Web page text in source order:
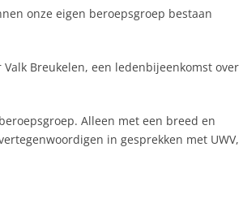
onze eigen beroepsgroep bestaan
Breukelen, een ledenbijeenkomst over
Alleen met een breed en
in gesprekken met UWV,